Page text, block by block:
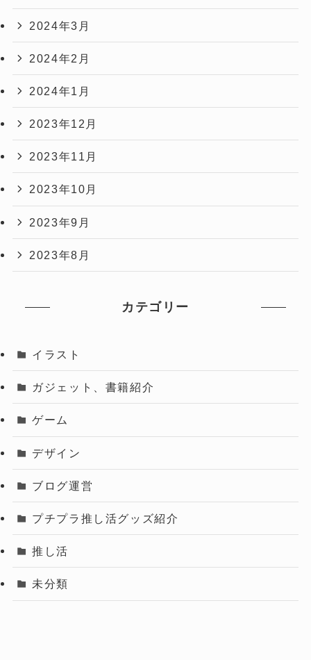
2024年3月
2024年2月
2024年1月
2023年12月
2023年11月
2023年10月
2023年9月
2023年8月
カテゴリー
イラスト
ガジェット、書籍紹介
ゲーム
デザイン
ブログ運営
プチプラ推し活グッズ紹介
推し活
未分類